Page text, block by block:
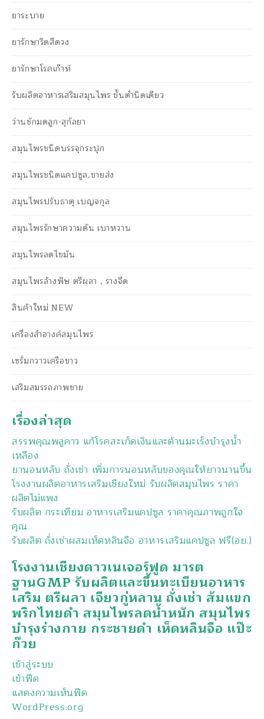
ยาระบาย
ยารักษาริดสีดวง
ยารักษาโรคเก๊าท์
รับผลิตอาหารเสริมสมุนไพร ขั้นต่ำนิดเดียว
ว่านชักมดลูก-สุกัลยา
สมุนไพรชนิดบรรจุกระปุก
สมุนไพรชนิดแคปซูล,ขายส่ง
สมุนไพรปรับธาตุ เบญจกุล
สมุนไพรรักษาความดัน เบาหวาน
สมุนไพรลดไขมัน
สมุนไพรล้างพิษ ตรีผลา , รางจืด
สินค้าใหม่ NEW
เครื่องสำอางค์สมุนไพร
เซรั่มกวาวเครือขาว
เสริมสมรรถภาพชาย
เรื่องล่าสุด
สรรพคุณพลูคาว แก้โรคสะเก็ดเงินและต้านมะเร็งบำรุงน้ำ
เหลือง
ยานอนหลับ ถั่งเช่า เพิ่มการนอนหลับของคุณให้ยาวนานขึ้น
โรงงานผลิตอาหารเสริมเชียงใหม่ รับผลิตสมุนไพร ราคา
ผลิตไม่แพง
รับผลิต กระเทียม อาหารเสริมแคปซูล ราคาคุณภาพถูกใจ
คุณ
รับผลิต ถั่งเช่าผสมเห็ดหลินจือ อาหารเสริมแคปซูล ฟรี(อย.)
โรงงานเชียงดาวเนเจอร์ฟูด มารต
ฐานGMP รับผลิตและขึ้นทะเบียนอาหาร
เสริม ตรีผลา เจียวกู่หลาน ถั่งเช่า ส้มแขก
พริกไทยดำ สมุนไพรลดน้ำหนัก สมุนไพร
บำรุงร่างกาย กระชายดำ เห็ดหลินจือ แป๊ะ
ก๊วย
เข้าสู่ระบบ
เข้าฟีด
แสดงความเห็นฟีด
WordPress.org